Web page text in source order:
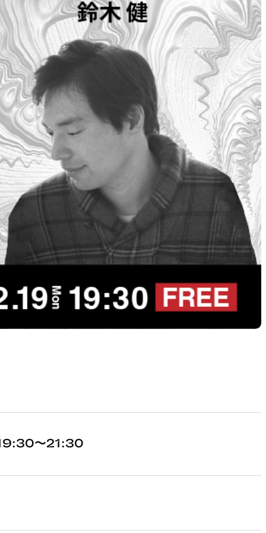
19:30～21:30